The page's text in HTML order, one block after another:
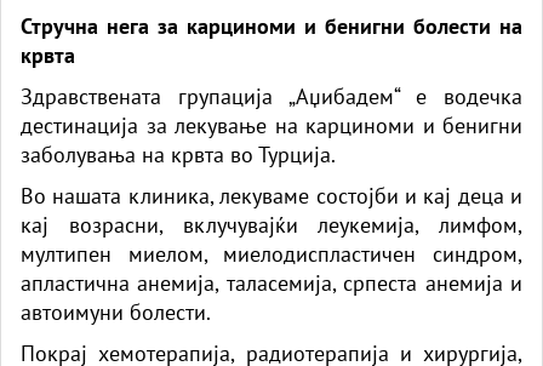
Стручна нега за карциноми и бенигни болести на
крвта
Здравствената групација „Аџибадем“ е водечка
дестинација за лекување на карциноми и бенигни
заболувања на крвта во Турција.
Во нашата клиника, лекуваме состојби и кај деца и
кај возрасни, вклучувајќи леукемија, лимфом,
мултипен миелом, миелодиспластичен синдром,
апластична анемија, таласемија, српеста анемија и
автоимуни болести.
Покрај хемотерапија, радиотерапија и хирургија,